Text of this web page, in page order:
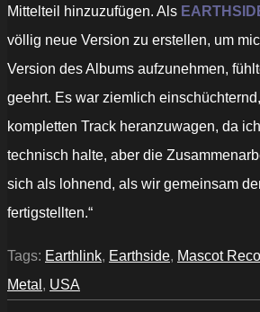
Mittelteil hinzuzufügen. Als
völlig neue Version zu erstellen, um
Version des Albums aufzunehmen,
geehrt. Es war ziemlich
kompletten Track heranzuwagen, da
technisch halte, aber die
sich als lohnend, als wir gemeinsam
fertigstellten.“
Tags: Earthlink, Earthside, Mascot
Metal , USA